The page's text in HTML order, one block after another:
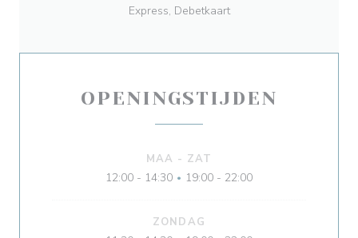
Express, Debetkaart
OPENINGSTIJDEN
MAA - ZAT
12:00 - 14:30 • 19:00 - 22:00
ZONDAG